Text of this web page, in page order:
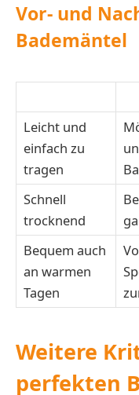
Vor- und
Bademäntel
Leicht und
einfach zu
tragen
Schnell
trocknend
Bequem auch
an warmen
Tagen
Weitere
perfekten